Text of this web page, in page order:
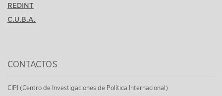
REDINT
C.U.B.A.
CONTACTOS
CIPI (Centro de Investigaciones de Política Internacional)